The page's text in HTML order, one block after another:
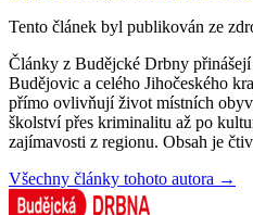
Tento článek byl publikován ze
Články z Budějcké Drbny
Budějovic a celého Jihočeského
přímo ovlivňují život místních
školství přes kriminalitu až po
zajímavosti z regionu. Obsah je
Všechny články tohoto autora →